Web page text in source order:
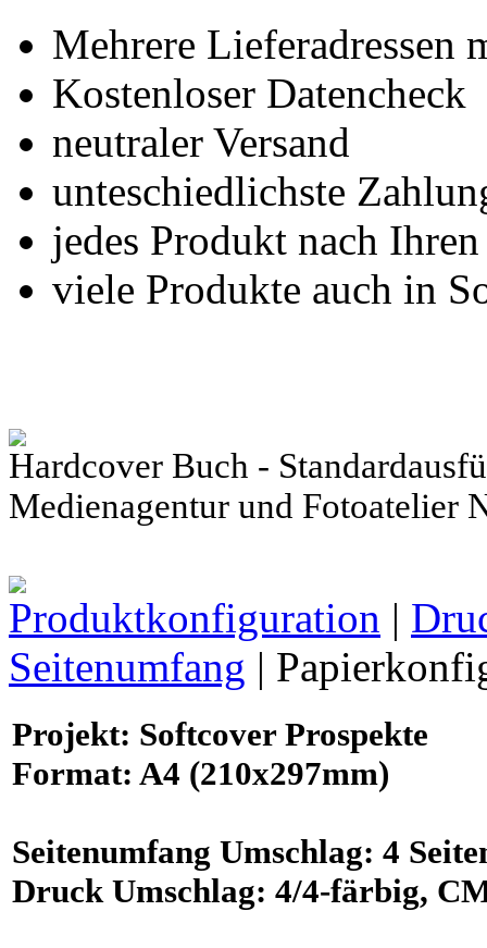
Mehrere Lieferadressen
Kostenloser Datencheck
neutraler Versand
unteschiedlichste
jedes Produkt nach
viele Produkte auch in
Hardcover Buch -
Medienagentur und Fotoatelier
Produktkonfiguration |
Seitenumfang |
Projekt: Softcover Prospekte
Format: A4 (210x297mm)
Seitenumfang Umschlag: 4
Druck Umschlag: 4/4-färbig,